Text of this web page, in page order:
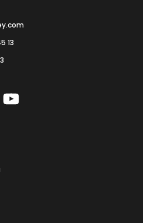
13
YouTube